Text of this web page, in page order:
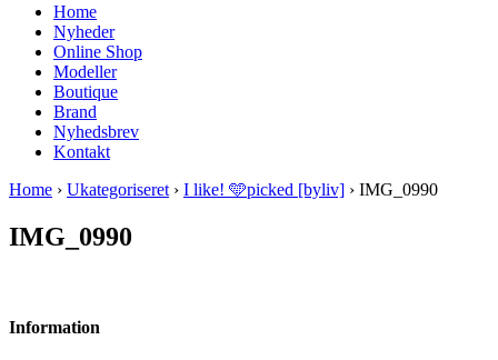
Home
Nyheder
Online Shop
Modeller
Boutique
Brand
Nyhedsbrev
Kontakt
Home › Ukategoriseret › I like! 🩵picked [byliv] › IMG_0990
IMG_0990
Information